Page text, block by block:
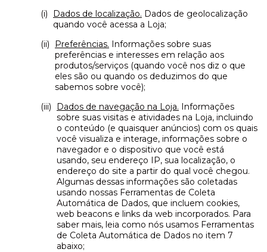
Dados de localização. Dados de geolocalização
quando você acessa a Loja;
Preferências. Informações sobre suas
preferências e interesses em relação aos
produtos/serviços (quando você nos diz o que
eles são ou quando os deduzimos do que
sabemos sobre você);
Dados de navegação na Loja. Informações
sobre suas visitas e atividades na Loja, incluindo
o conteúdo (e quaisquer anúncios) com os quais
você visualiza e interage, informações sobre o
navegador e o dispositivo que você está
usando, seu endereço IP, sua localização, o
endereço do site a partir do qual você chegou.
Algumas dessas informações são coletadas
usando nossas Ferramentas de Coleta
Automática de Dados, que incluem cookies,
web beacons e links da web incorporados. Para
saber mais, leia como nós usamos Ferramentas
de Coleta Automática de Dados no item 7
abaixo;